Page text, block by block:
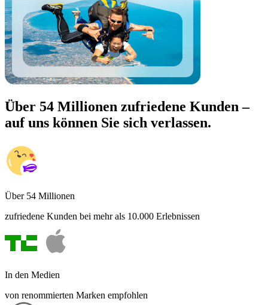
Über 54 Millionen zufriedene Kunden –
auf uns können Sie sich verlassen.
Über 54 Millionen
zufriedene Kunden bei mehr als 10.000 Erlebnissen
In den Medien
von renommierten Marken empfohlen